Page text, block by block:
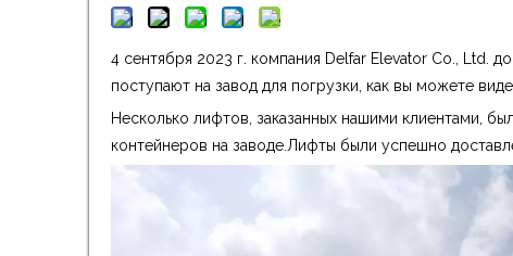
4 сентября 2023 г. компания Delfar Elevator Co., Ltd.
поступают на завод для погрузки, как вы можете
Несколько лифтов, заказанных нашими клиентами,
контейнеров на заводе.Лифты были успешно